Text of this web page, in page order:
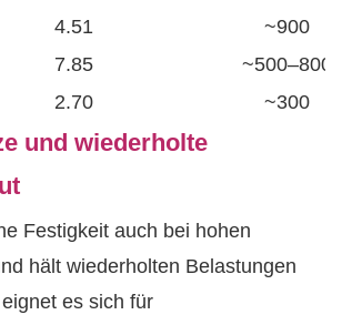
4.51
~900
7.85
~500–800
2.70 ~300
und wiederholte
Festigkeit auch bei hohen
hält wiederholten Belastungen
es sich für